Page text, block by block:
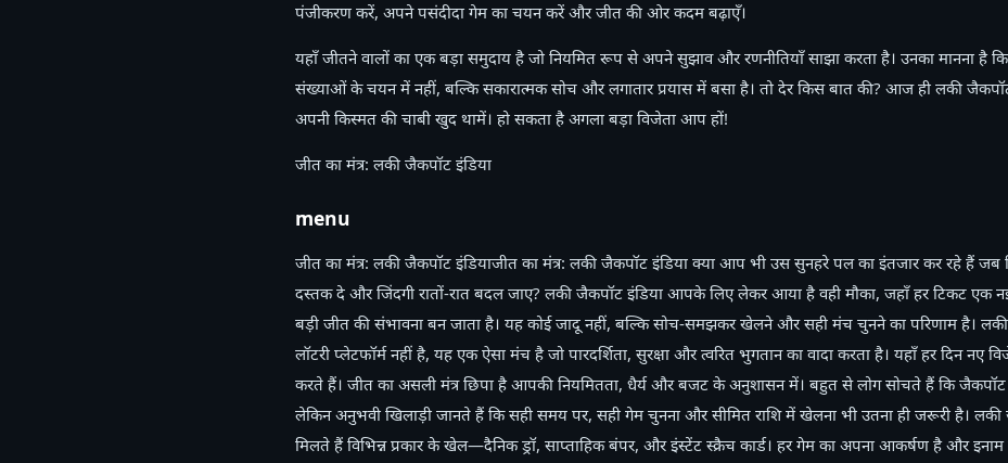
पंजीकरण करें, अपने पसंदीदा गेम का चयन करें और जीत की ओर कदम बढ़ाएँ।
यहाँ जीतने वालों का एक बड़ा समुदाय है जो नियमित रूप से अपने सुझाव और रणनीतियाँ साझा करता है। उनका मानना है कि
संख्याओं के चयन में नहीं, बल्कि सकारात्मक सोच और लगातार प्रयास में बसा है। तो देर किस बात की? आज ही लकी
अपनी किस्मत की चाबी खुद थामें। हो सकता है अगला बड़ा विजेता आप हों!
जीत का मंत्र: लकी जैकपॉट इंडिया
menu
जीत का मंत्र: लकी जैकपॉट इंडियाजीत का मंत्र: लकी जैकपॉट इंडिया क्या आप भी उस सुनहरे पल का इंतजार कर रहे हैं
दस्तक दे और जिंदगी रातों-रात बदल जाए? लकी जैकपॉट इंडिया आपके लिए लेकर आया है वही मौका, जहाँ हर टिकट एक
बड़ी जीत की संभावना बन जाता है। यह कोई जादू नहीं, बल्कि सोच-समझकर खेलने और सही मंच चुनने का परिणाम है।
लॉटरी प्लेटफॉर्म नहीं है, यह एक ऐसा मंच है जो पारदर्शिता, सुरक्षा और त्वरित भुगतान का वादा करता है। यहाँ हर दिन नए
करते हैं। जीत का असली मंत्र छिपा है आपकी नियमितता, धैर्य और बजट के अनुशासन में। बहुत से लोग सोचते हैं कि जैकपॉट
लेकिन अनुभवी खिलाड़ी जानते हैं कि सही समय पर, सही गेम चुनना और सीमित राशि में खेलना भी उतना ही जरूरी है।
मिलते हैं विभिन्न प्रकार के खेल—दैनिक ड्रॉ, साप्ताहिक बंपर, और इंस्टेंट स्क्रैच कार्ड। हर गेम का अपना आकर्षण है और